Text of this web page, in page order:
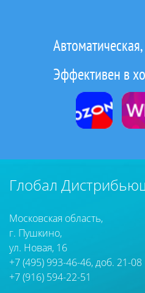
Эффективен в
Глобал
Московская область,
г. Пушкино,
ул. Новая, 16
+7 (495) 993-46-46, доб. 21-08
+7 (916) 594-22-51